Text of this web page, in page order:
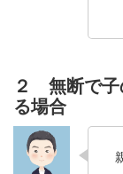
２ 無断で子
る場合